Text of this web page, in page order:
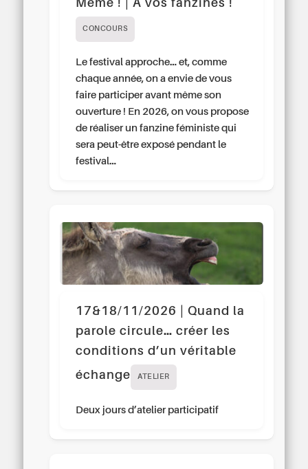
Même ! | À vos fanzines !
CONCOURS
Le festival approche… et, comme
chaque année, on a envie de vous
faire participer avant même son
ouverture ! En 2026, on vous propose
de réaliser un fanzine féministe qui
sera peut-être exposé pendant le
festival…
17&18/11/2026 | Quand la
parole circule… créer les
conditions d’un véritable
échange
ATELIER
Deux jours d’atelier participatif